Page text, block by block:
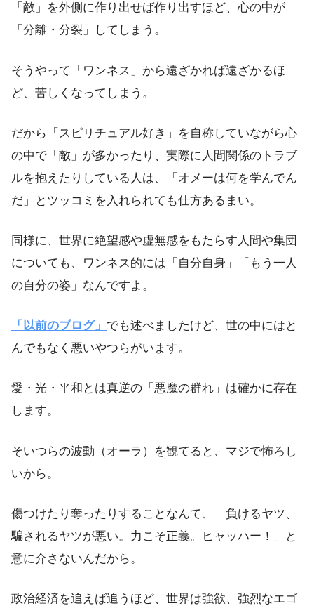
「敵」を外側に作り出せば作り出すほど、心の中が
「分離・分裂」してしまう。
そうやって「ワンネス」から遠ざかれば遠ざかるほ
ど、苦しくなってしまう。
だから「スピリチュアル好き」を自称していながら心
の中で「敵」が多かったり、実際に人間関係のトラブ
ルを抱えたりしている人は、「オメーは何を学んでん
だ」とツッコミを入れられても仕方あるまい。
同様に、世界に絶望感や虚無感をもたらす人間や集団
についても、ワンネス的には「自分自身」「もう一人
の自分の姿」なんですよ。
「以前のブログ」 でも述べましたけど、世の中にはと
んでもなく悪いやつらがいます。
愛・光・平和とは真逆の「悪魔の群れ」は確かに存在
します。
そいつらの波動（オーラ）を観てると、マジで怖ろし
いから。
傷つけたり奪ったりすることなんて、「負けるヤツ、
騙されるヤツが悪い。力こそ正義。ヒャッハー！」と
意に介さないんだから。
政治経済を追えば追うほど、世界は強欲、強烈なエゴ